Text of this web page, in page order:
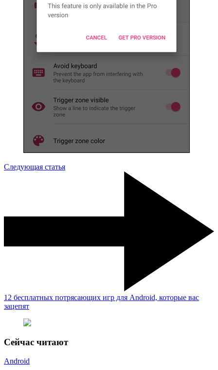
Следующая статья
12 бесплатных потрясающих игр для Android, которые вас
зацепят
Сейчас читают
Android